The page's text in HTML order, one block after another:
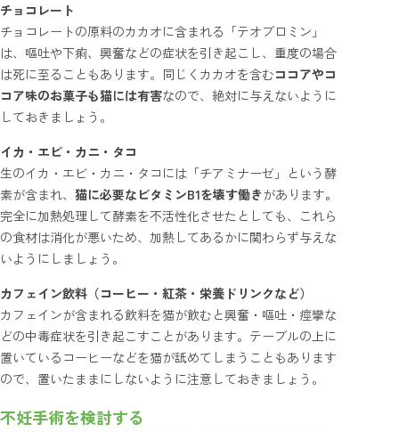
チョコレート
チョコレートの原料のカカオに含まれる「テオブロミン」
は、嘔吐や下痢、興奮などの症状を引き起こし、重度の場合
は死に至ることもあります。同じくカカオを含むココアやコ
コア味のお菓子も猫には有害なので、絶対に与えないように
しておきましょう。
イカ・エビ・カニ・タコ
生のイカ・エビ・カニ・タコには「チアミナーゼ」という酵
素が含まれ、 猫に必要なビタミンB1を壊す働きがあります。
完全に加熱処理して酵素を不活性化させたとしても、これら
の食材は消化が悪いため、加熱してあるかに関わらず与えな
いようにしましょう。
カフェイン飲料（コーヒー・紅茶・栄養ドリンクなど）
カフェインが含まれる飲料を猫が飲むと興奮・嘔吐・痙攣な
どの中毒症状を引き起こすことがあります。テーブルの上に
置いているコーヒーなどを猫が舐めてしまうこともあります
ので、置いたままにしないように注意しておきましょう。
不妊手術を検討する